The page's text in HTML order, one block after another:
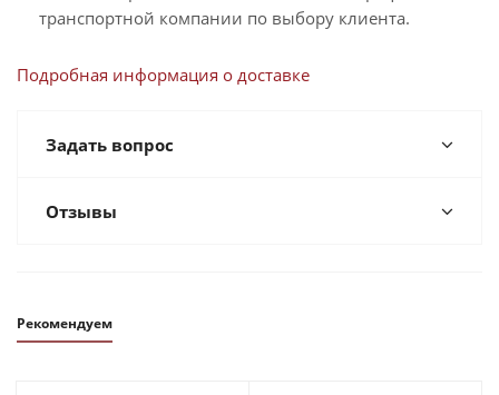
транспортной компании по выбору клиента.
Подробная информация о доставке
Задать вопрос
Отзывы
Рекомендуем